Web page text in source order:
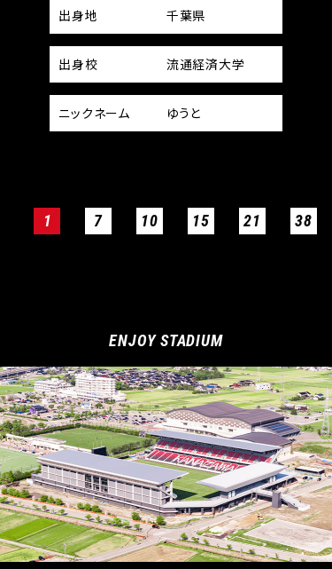
出身地 千葉県
出身校 流通経済大学
ニックネーム ゆうと
1 7 10 15 21 38
ENJOY STADIUM